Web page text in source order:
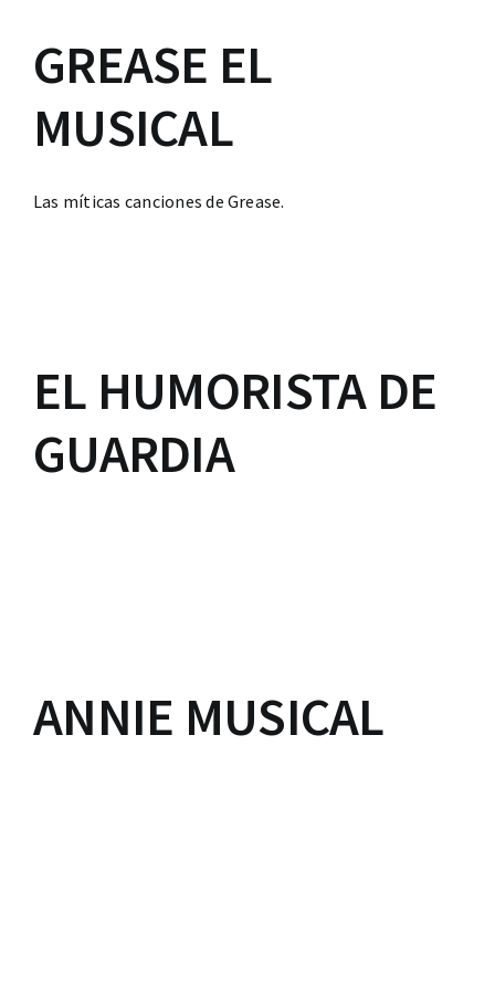
GREASE EL
MUSICAL
Las míticas canciones de Grease.
EL HUMORISTA DE
GUARDIA
ANNIE MUSICAL